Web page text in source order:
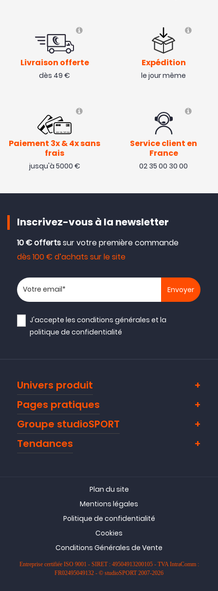
Livraison offerte
dès 49 €
Expédition
le jour même
Paiement 3x & 4x sans
frais
jusqu'à 5000 €
Service client en
France
02 35 00 30 00
Inscrivez-vous à la newsletter
10 € offertssur votre première commande
dès 100 € d’achats sur le site
Votre adresse email
J'accepte lesconditions générales et la
politique de confidentialité
Univers produit
Pages pratiques
Groupe studioSPORT
Tendances
Plan du site
Mentions légales
Politique de confidentialité
Cookies
Conditions Générales de Vente
Entreprise certifiée ISO 9001 - SIRET : 49504913200105 - TVA IntraComm :
FR02495049132 - © studioSPORT 2007-2026